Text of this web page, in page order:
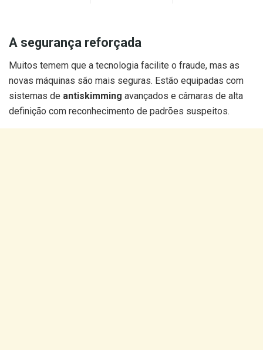
A segurança reforçada
Muitos temem que a tecnologia facilite o fraude, mas as
novas máquinas são mais seguras. Estão equipadas com
sistemas de antiskimming avançados e câmaras de alta
definição com reconhecimento de padrões suspeitos.